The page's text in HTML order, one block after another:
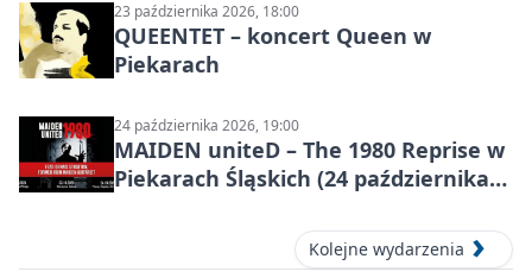
23 października 2026, 18:00
QUEENTET – koncert Queen w
Piekarach
24 października 2026, 19:00
MAIDEN uniteD – The 1980 Reprise w
Piekarach Śląskich (24 października
Kolejne wydarzenia